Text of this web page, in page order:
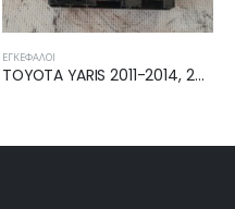
ΕΓΚΈΦΑΛΟΙ
TOYOTA YARIS 2011-2014, 2014-2017 ΕΓΚΕΦΑΛΟΣ ΤΙΜΟΝΙΟΥ 89650-0D260